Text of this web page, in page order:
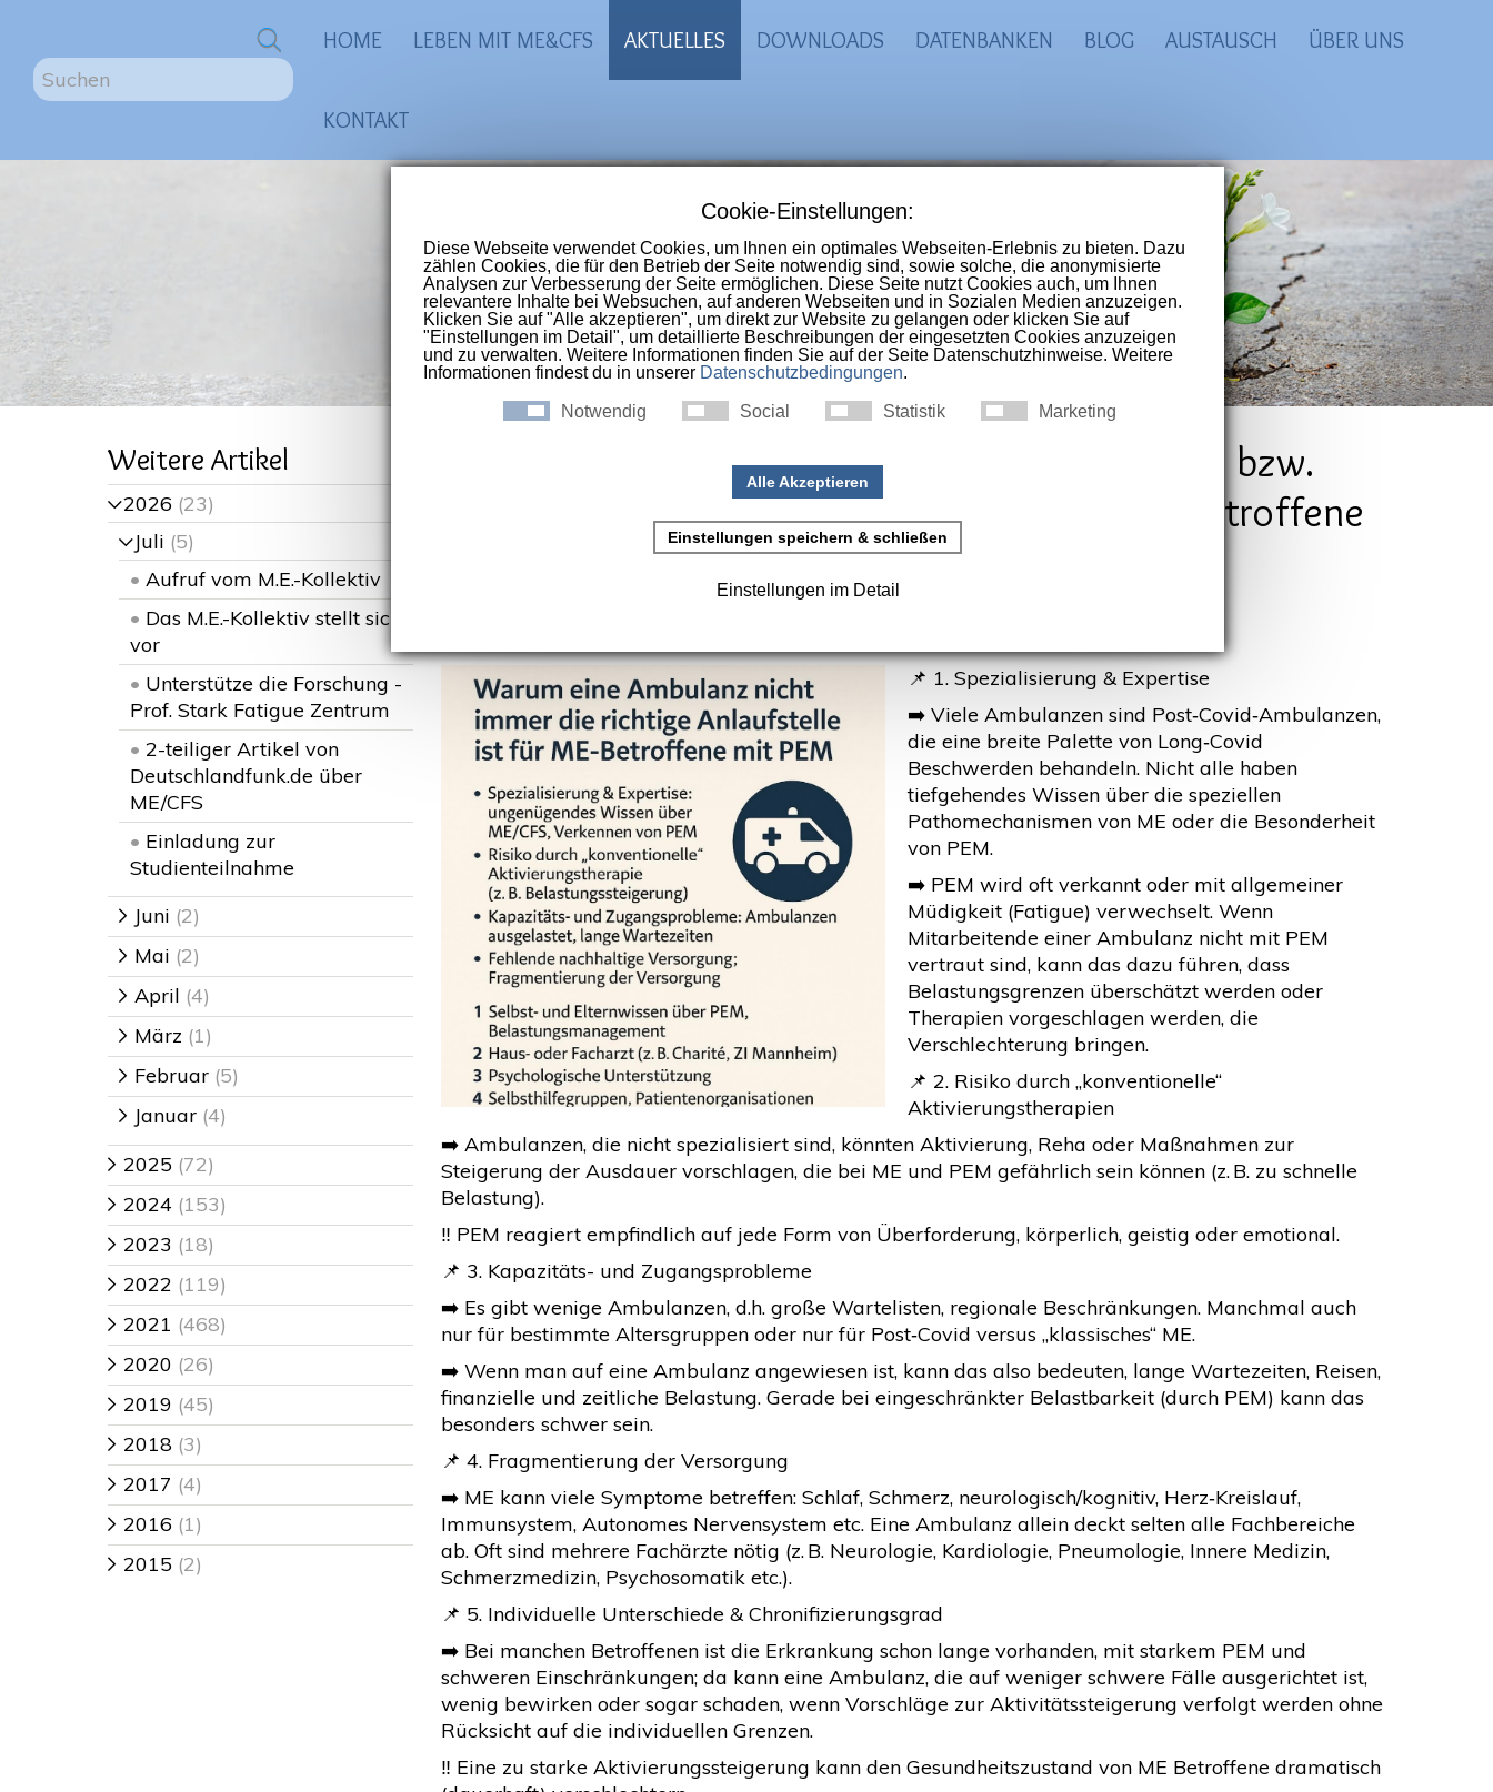
S
u
0 HOME LEBEN MIT ME&CFS AKTUELLES DOWNLOADS DATENBANKEN BLOG AUSTAUSCH ÜBER UNS
KONTAKT
ME-CFS Portal
Größte Online-Selbsthilfegruppe im deutschsprachigen Raum
für Menschen die anME, CFS, Long-Covid, Post-Covid und
Post-Vac-Syndromerkrankt sind.
Weitere Artikel
>2026 (23)
>Juli (5)
• Aufruf vom M.E.-Kollektiv
• Das M.E.-Kollektiv stellt sich
vor
• Unterstütze die Forschung -
Prof. Stark Fatigue Zentrum
• 2-teiliger Artikel von
Deutschlandfunk.de über
ME/CFS
• Einladung zur
Studienteilnahme
> Juni (2)
> Mai (2)
> April (4)
> März (1)
> Februar (5)
> Januar (4)
> 2025 (72)
> 2024 (153)
> 2023 (18)
> 2022 (119)
> 2021 (468)
> 2020 (26)
> 2019 (45)
> 2018 (3)
> 2017 (4)
> 2016 (1)
> 2015 (2)
Warum eine Ambulanz nicht immer die richtige bzw.
alleinige Anlaufstelle ist – besonders für ME‑Betroffene
📌 1. Spezialisierung & Expertise
➡️ Viele Ambulanzen sind Post‑Covid‑Ambulanzen,
die eine breite Palette von Long‑Covid
Beschwerden behandeln. Nicht alle haben
tiefgehendes Wissen über die speziellen
Pathomechanismen von ME oder die Besonderheit
von PEM.
➡️ PEM wird oft verkannt oder mit allgemeiner
Müdigkeit (Fatigue) verwechselt. Wenn
Mitarbeitende einer Ambulanz nicht mit PEM
vertraut sind, kann das dazu führen, dass
Belastungsgrenzen überschätzt werden oder
Therapien vorgeschlagen werden, die
Verschlechterung bringen.
📌 2. Risiko durch „konventionelle“
Aktivierungstherapien
➡️ Ambulanzen, die nicht spezialisiert sind, könnten Aktivierung, Reha oder Maßnahmen zur
Steigerung der Ausdauer vorschlagen, die bei ME und PEM gefährlich sein können (z. B. zu schnelle
Belastung).
‼️ PEM reagiert empfindlich auf jede Form von Überforderung, körperlich, geistig oder emotional.
📌 3. Kapazitäts- und Zugangsprobleme
➡️ Es gibt wenige Ambulanzen, d.h. große Wartelisten, regionale Beschränkungen. Manchmal auch
nur für bestimmte Altersgruppen oder nur für Post‑Covid versus „klassisches“ ME.
➡️ Wenn man auf eine Ambulanz angewiesen ist, kann das also bedeuten, lange Wartezeiten, Reisen,
finanzielle und zeitliche Belastung. Gerade bei eingeschränkter Belastbarkeit (durch PEM) kann das
besonders schwer sein.
📌 4. Fragmentierung der Versorgung
➡️ ME kann viele Symptome betreffen: Schlaf, Schmerz, neurologisch/kognitiv, Herz‑Kreislauf,
Immunsystem, Autonomes Nervensystem etc. Eine Ambulanz allein deckt selten alle Fachbereiche
ab. Oft sind mehrere Fachärzte nötig (z. B. Neurologie, Kardiologie, Pneumologie, Innere Medizin,
Schmerzmedizin, Psychosomatik etc.).
📌 5. Individuelle Unterschiede & Chronifizierungsgrad
➡️ Bei manchen Betroffenen ist die Erkrankung schon lange vorhanden, mit starkem PEM und
schweren Einschränkungen; da kann eine Ambulanz, die auf weniger schwere Fälle ausgerichtet ist,
wenig bewirken oder sogar schaden, wenn Vorschläge zur Aktivitätssteigerung verfolgt werden ohne
Rücksicht auf die individuellen Grenzen.
‼️ Eine zu starke Aktivierungssteigerung kann den Gesundheitszustand von ME Betroffene dramatisch